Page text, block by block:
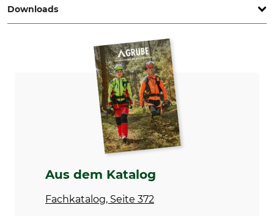
Marke
Sonax
Universalöl
Modellbezeichnung
Inhalt
400 ml
Downloads
Sicherheitsdatenblatt | Safety-data-sheet_16-187_de_22042021.pdf
Aus dem Katalog
Fachkatalog, Seite 372